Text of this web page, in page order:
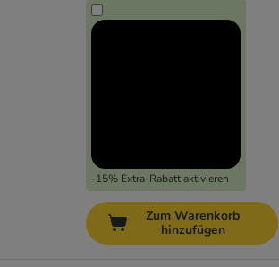
-15% Extra-Rabatt aktivieren
Zum Warenkorb
hinzufügen